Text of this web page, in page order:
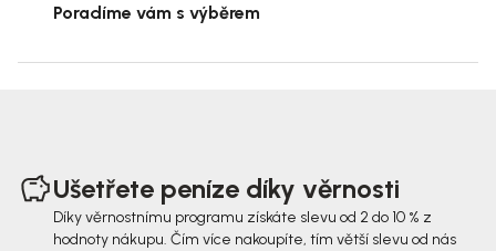
Poradíme vám s výběrem
Ušetřete peníze díky věrnosti
Díky věrnostnímu programu získáte slevu od 2 do 10 % z
hodnoty nákupu. Čím více nakoupíte, tím větší slevu od nás